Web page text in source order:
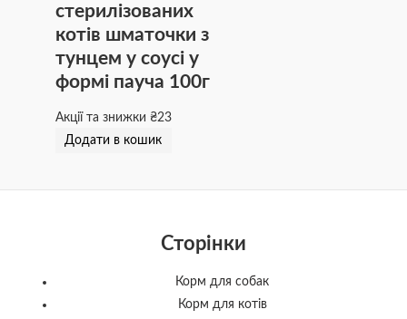
стерилізованих
котів шматочки з
тунцем у соусі у
формі пауча 100г
Акції та знижки₴23
Додати в кошик
Сторінки
Корм для собак
Корм для котів